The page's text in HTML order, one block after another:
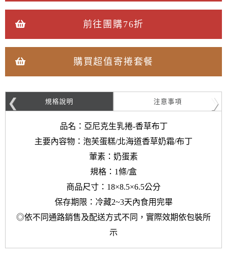
前往團購76折
購買超值寄捲套餐
規格說明 注意事項
品名：亞尼克生乳捲-香草布丁
主要內容物：泡芙蛋糕/北海道香草奶霜/布丁
葷素：奶蛋素
規格：1條/盒
商品尺寸：18×8.5×6.5公分
保存期限：冷藏2~3天內食用完畢
◎依不同通路銷售及配送方式不同，實際效期依包裝所
示